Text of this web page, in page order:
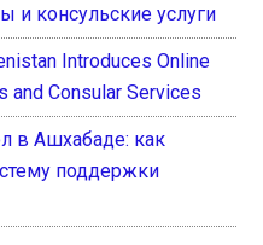
и консульские услуги
Introduces Online
and Consular Services
в Ашхабаде: как
поддержки